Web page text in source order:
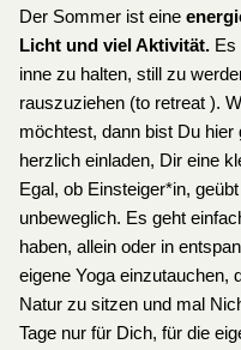
Der Sommer ist eine
Licht und viel Aktivität.Es
inne zu halten, still zu
rauszuziehen (to retreat ).
möchtest, dann bist Du
herzlich einladen, Dir eine
Egal, ob Einsteiger*in,
unbeweglich. Es geht
haben, allein oder in
eigene Yoga einzutauchen,
Natur zu sitzen und mal
Tage nur für Dich, für die